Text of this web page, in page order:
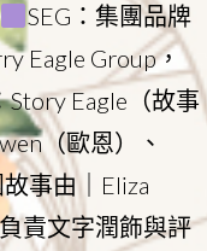
SEG：集團品牌
Eagle Group，
Eagle（故事
（歐恩）、
事由｜Eliza
責文字潤飾與評